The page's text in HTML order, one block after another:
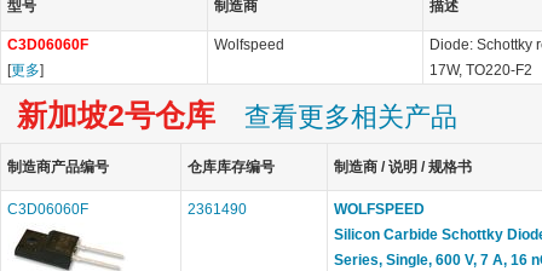
型号 制造商 描述
C3D06060F
[更多]
Wolfspeed
Diode: Schottky
17W, TO220-F2
新加坡2号仓库 查看更多相关产品
制造商产品编号 仓库库存编号 制造商 / 说明 / 规格书
C3D06060F 2361490
WOLFSPEED
Silicon Carbide Schottky
Series, Single, 600 V, 7 A, 16